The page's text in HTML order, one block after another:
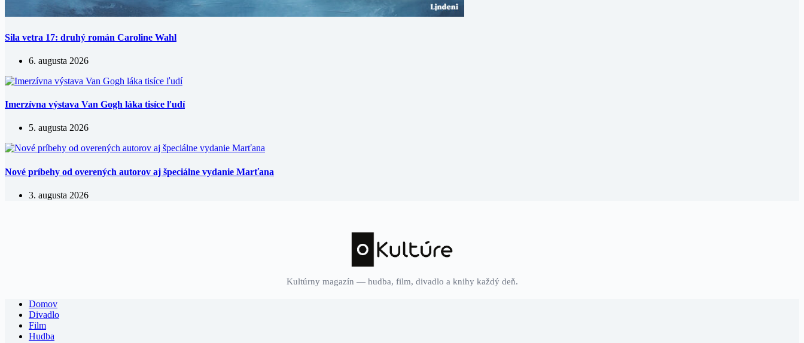
Sila vetra 17: druhý román Caroline Wahl
6. augusta 2026
Imerzívna výstava Van Gogh láka tisíce ľudí
5. augusta 2026
Nové príbehy od overených autorov aj špeciálne vydanie Marťana
3. augusta 2026
Kultúrny magazín — hudba, film, divadlo a knihy každý deň.
Domov
Divadlo
Film
Hudba